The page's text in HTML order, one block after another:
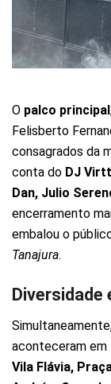
O palco principal
Felisberto
consagrados da
conta do DJ
Dan, Julio
encerramento
embalou o
Tanajura.
Diversidade
aconteceram em
Vila Flávia,